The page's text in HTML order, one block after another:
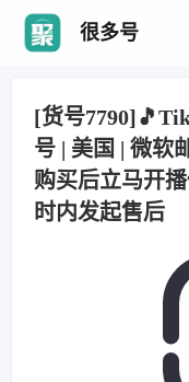
很多号
[货号
号 | 美国 | 微软
购买后立马开
时内发起售后